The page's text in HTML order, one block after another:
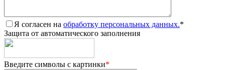
Я согласен на обработку персональных данных.*
Защита от автоматического заполнения
Введите символы с картинки*